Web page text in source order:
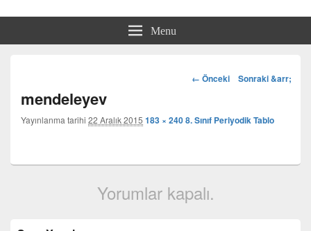
Menu
Görsel
← Önceki Sonraki &arr;
mendeleyev
Yayınlanma tarihi 22 Aralık 2015 183 × 2408. Sınıf Periyodik Tablo
Yorumlar kapalı.